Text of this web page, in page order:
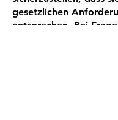
gesetzlichen
entsprechen. Bei